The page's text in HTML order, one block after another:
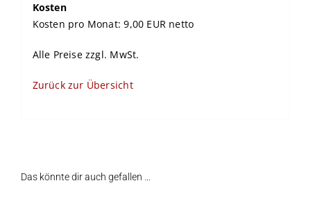
Kosten
Kosten pro Monat: 9,00 EUR netto
Alle Preise zzgl. MwSt.
Zurück zur Übersicht
Das könnte dir auch gefallen …